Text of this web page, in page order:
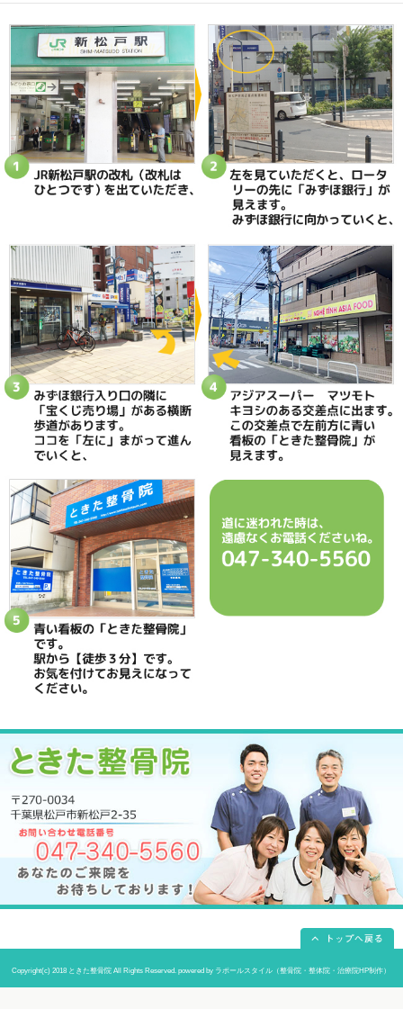
当院へのアクセス情報
ときた整骨院
所在地
〒270-0034 千葉県松戸市新松戸2-35
電話番号
047-340-5560
駐車場
駐車場はありません
予約
完全予約制 お電話にて受付致します
休診日
日曜・祝日
院長
鴇田 晶